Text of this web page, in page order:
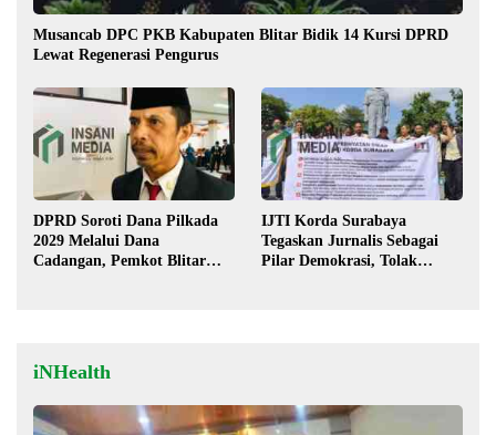
Musancab DPC PKB Kabupaten Blitar Bidik 14 Kursi DPRD
Lewat Regenerasi Pengurus
DPRD Soroti Dana Pilkada
2029 Melalui Dana
Cadangan, Pemkot Blitar
IJTI Korda Surabaya
Tegaskan Jurnalis Sebagai
Pilar Demokrasi, Tolak
iNHealth